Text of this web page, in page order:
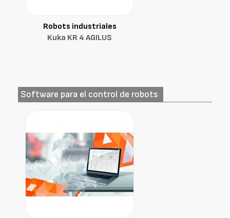
Robots industriales
Kuka KR 4 AGILUS
Software para el control de robots